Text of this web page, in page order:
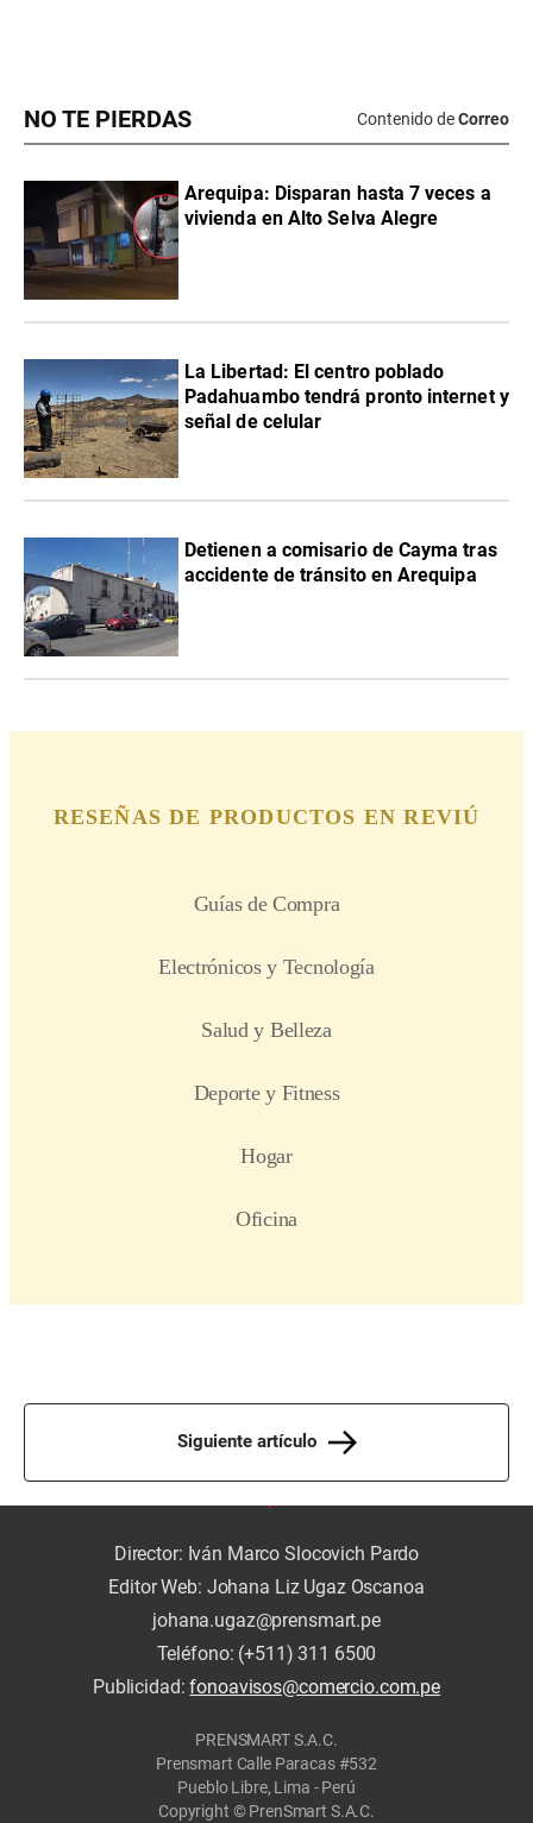
NO TE PIERDAS Contenido deCorreo
Arequipa: Disparan hasta 7 veces a
vivienda en Alto Selva Alegre
La Libertad: El centro poblado
Padahuambo tendrá pronto internet y
señal de celular
Detienen a comisario de Cayma tras
accidente de tránsito en Arequipa
Siguiente artículo
Director: Iván Marco Slocovich Pardo
Editor Web: Johana Liz Ugaz Oscanoa
johana.ugaz@prensmart.pe
Teléfono: (+511) 311 6500
Publicidad:fonoavisos@comercio.com.pe
PRENSMART S.A.C.
Prensmart Calle Paracas #532
Pueblo Libre, Lima - Perú
Copyright © PrenSmart S.A.C.